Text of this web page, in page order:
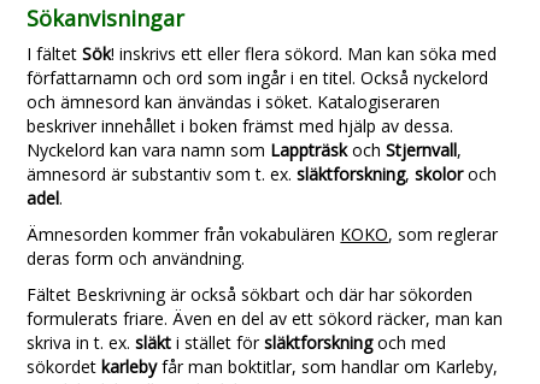
Sökanvisningar
I fältetSök! inskrivs ett eller flera sökord. Man kan söka med
författarnamn och ord som ingår i en titel. Också nyckelord
och ämnesord kan änvändas i söket. Katalogiseraren
beskriver innehållet i boken främst med hjälp av dessa.
Nyckelord kan vara namn som LappträskochStjernvall,
ämnesord är substantiv som t. ex.släktforskning,skoloroch
adel.
Ämnesorden kommer från vokabulären KOKO, som reglerar
deras form och användning.
Fältet Beskrivning är också sökbart och där har sökorden
formulerats friare. Även en del av ett sökord räcker, man kan
skriva in t. ex.släkti stället försläktforskningoch med
sökordetkarlebyfår man boktitlar, som handlar om Karleby,